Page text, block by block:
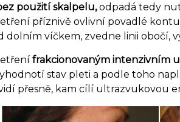
použití skalpelu,odpadá tedy
příznivě ovlivní povadlé
dolním víčkem, zvedne linii obočí,
frakcionovaným intenzivním
stav pleti a podle toho
přesně, kam cílí ultrazvukovou